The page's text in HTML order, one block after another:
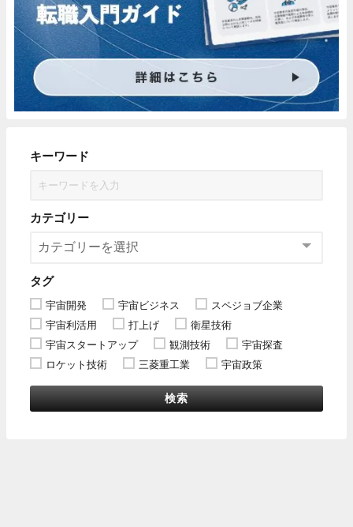
キーワード
カテゴリー
タグ
宇宙開発 宇宙ビジネス
スペジョブ企業
宇宙利活用
打上げ
衛星技術
宇宙スタートアップ
観測技術
宇宙探査
ロケット技術
三菱重工業 宇宙政策
検索